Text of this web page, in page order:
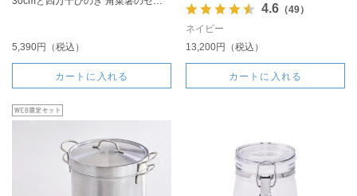
5,390円（税込）
カートに入れる
4.6（49）
ネイビー
13,200円（税込）
カートに入れる